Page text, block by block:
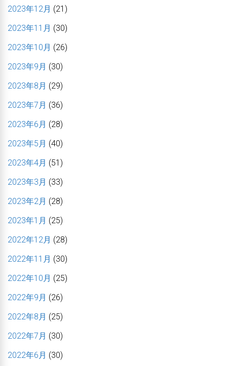
2023年12月 (21)
2023年11月 (30)
2023年10月 (26)
2023年9月 (30)
2023年8月 (29)
2023年7月 (36)
2023年6月 (28)
2023年5月 (40)
2023年4月 (51)
2023年3月 (33)
2023年2月 (28)
2023年1月 (25)
2022年12月 (28)
2022年11月 (30)
2022年10月 (25)
2022年9月 (26)
2022年8月 (25)
2022年7月 (30)
2022年6月 (30)